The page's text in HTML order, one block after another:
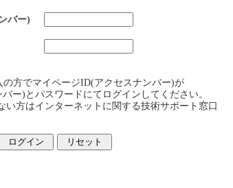
バー)
の方でマイページID(アクセスナンバー)が
ー)とパスワードにてログインしてください。
方はインターネットに関する技術サポート窓口